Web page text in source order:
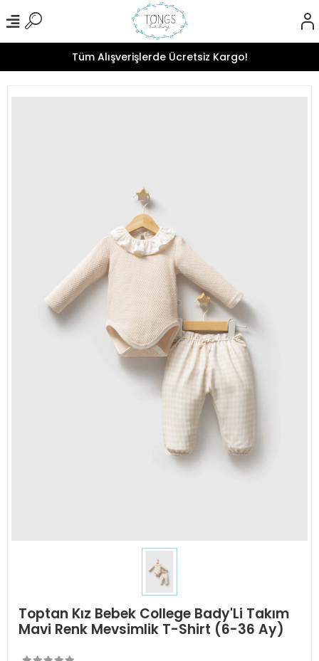
Tüm Alışverişlerde Ücretsiz Kargo!
Toptan Kız Bebek College Bady'Li Takım
Mavi Renk Mevsimlik T-Shirt (6-36 Ay)